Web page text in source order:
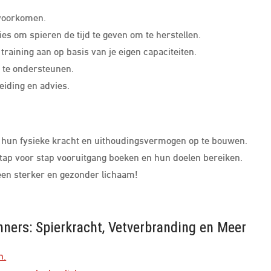
om spieren de tijd te geven om te herstellen.
aan op basis van je eigen capaciteiten.
ondersteunen.
en advies.
fysieke kracht en uithoudingsvermogen op te bouwen.
voor stap vooruitgang boeken en hun doelen bereiken.
sterker en gezonder lichaam!
Spierkracht, Vetverbranding en Meer